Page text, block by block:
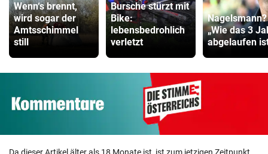
Wenn‘s brennt,
wird sogar der
Amtsschimmel
still
Bursche stürzt mit
Bike:
lebensbedrohlich
verletzt
Nagelsmann?
„Wie das 3
abgelaufen
Da dieser Artikel älter als 18 Monate ist, ist zum jetzigen Zeitpunkt